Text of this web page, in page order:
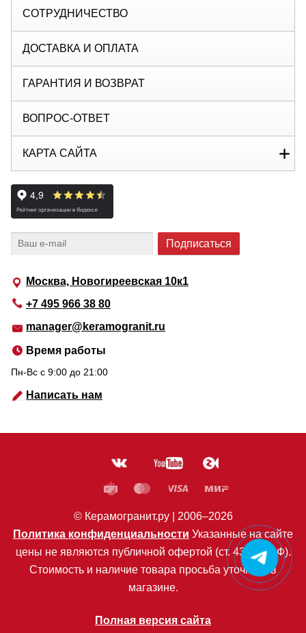
Москва, Новогиреевская 10к1
+7 495 966 38 80
manager@keramogranit.ru
Время работы
Пн-Вс c 9:00 до 21:00
Написать нам
СОТРУДНИЧЕСТВО
ДОСТАВКА И ОПЛАТА
ГАРАНТИЯ И ВОЗВРАТ
ВОПРОС-ОТВЕТ
КАРТА САЙТА
© Керамогранит.ру | 2006–2026
Политика конфиденциальности Указанные на сайте
цены не являются публичной офертой (ст. 435 ГК РФ).
Стоимость и наличие товара просьба уточнять в
магазине.
Полная версия сайта